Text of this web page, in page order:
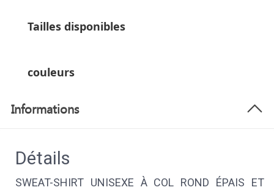
Tailles disponibles
couleurs
Informations
Détails
SWEAT-SHIRT UNISEXE À COL ROND ÉPAIS ET